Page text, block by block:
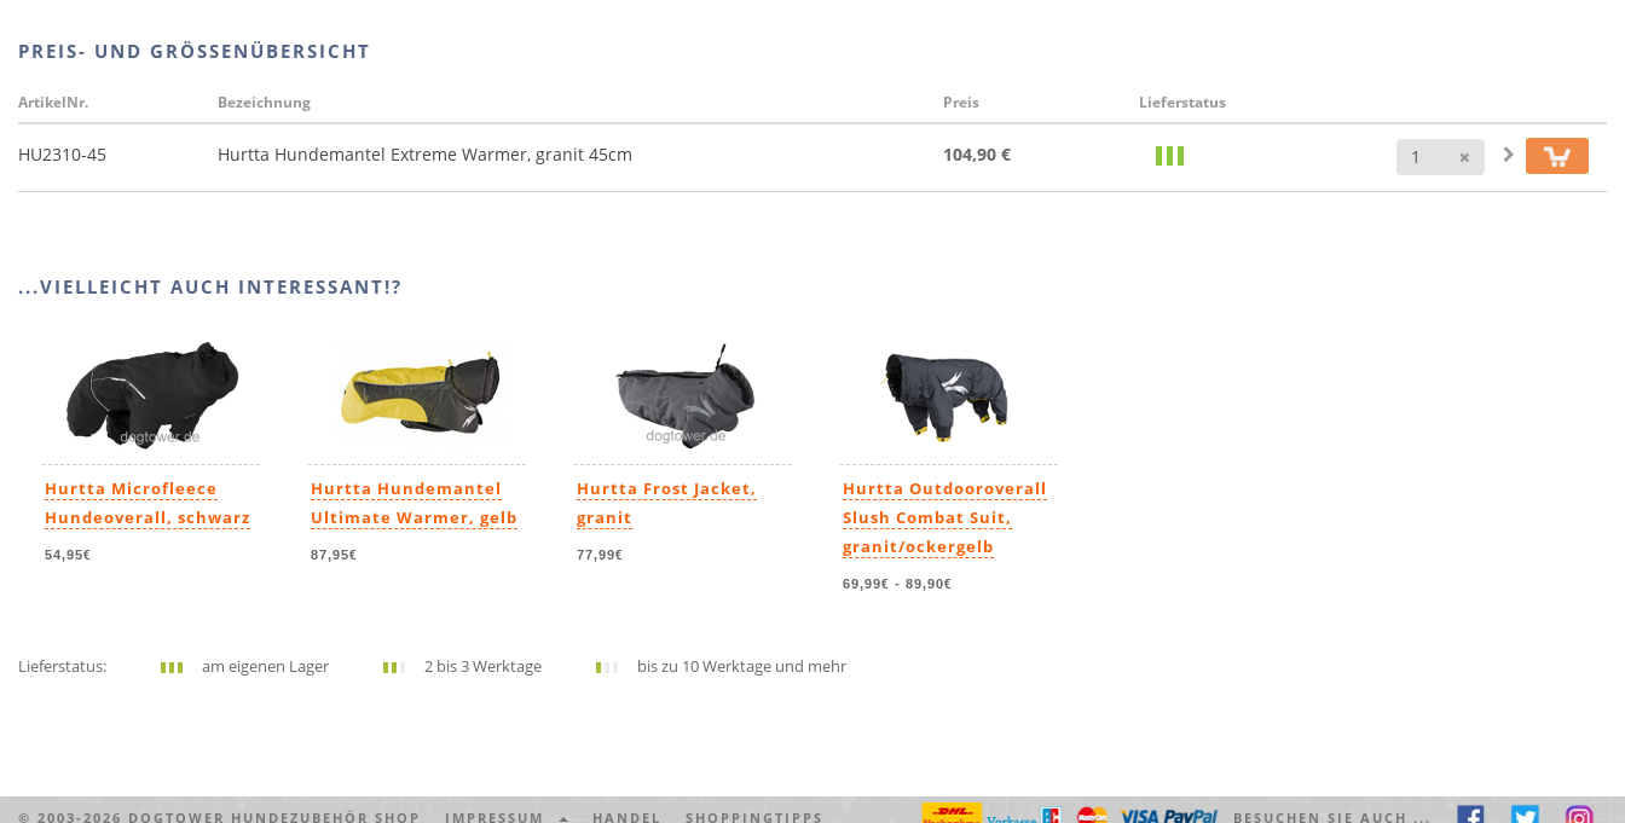
PREIS- UND GRÖSSENÜBERSICHT
ArtikelNr. Bezeichnung Preis Lieferstatus
HU2310-45 Hurtta Hundemantel Extreme Warmer, granit 45cm 104,90 € Anzahl
...VIELLEICHT AUCH INTERESSANT!?
Hurtta Microfleece
Hundeoverall, schwarz
54,95€
Hurtta Hundemantel
Ultimate Warmer, gelb
87,95€
Hurtta Frost Jacket,
granit
77,99€
Hurtta Outdooroverall
Slush Combat Suit,
granit/ockergelb
69,99€ - 89,90€
Lieferstatus: am eigenen Lager 2 bis 3 Werktage bis zu 10 Werktage und mehr
© 2003-2026 DOGTOWER HUNDEZUBEHÖR SHOP IMPRESSUM HANDEL SHOPPINGTIPPS BESUCHEN SIE AUCH ...